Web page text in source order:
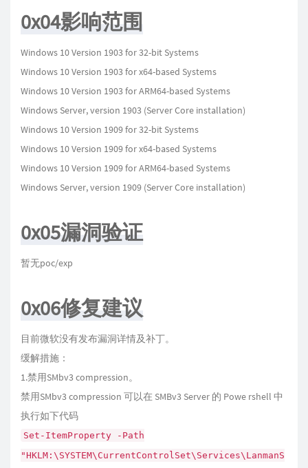
0x04影响范围
Windows 10 Version 1903 for 32-bit Systems
Windows 10 Version 1903 for x64-based Systems
Windows 10 Version 1903 for ARM64-based Systems
Windows Server, version 1903 (Server Core installation)
Windows 10 Version 1909 for 32-bit Systems
Windows 10 Version 1909 for x64-based Systems
Windows 10 Version 1909 for ARM64-based Systems
Windows Server, version 1909 (Server Core installation)
0x05漏洞验证
暂无poc/exp
0x06修复建议
目前微软没有发布漏洞详情及补丁。
缓解措施：
1.禁用SMbv3 compression。
禁用SMbv3 compression 可以在 SMBv3 Server 的 Powe rshell 中
执行如下代码
Set-ItemProperty -Path
"HKLM:\SYSTEM\CurrentControlSet\Services\LanmanS